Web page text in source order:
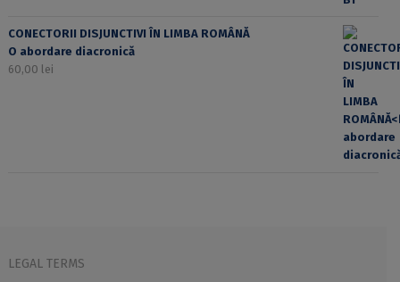
CONECTORII DISJUNCTIVI ÎN LIMBA ROMÂNĂ
O abordare diacronică
60,00 lei
LEGAL TERMS